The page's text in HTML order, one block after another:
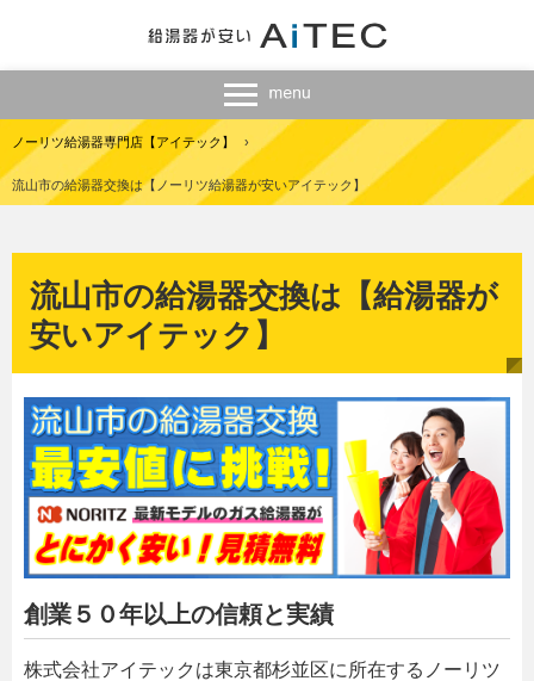
ノーリツ給湯器専門店【アイテック】 ›
流山市の給湯器交換は【ノーリツ給湯器が安いアイテック】
流山市の給湯器交換は【給湯器が
安いアイテック】
創業５０年以上の信頼と実績
株式会社アイテックは東京都杉並区に所在するノーリツ